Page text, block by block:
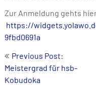
Zur Anmeldung gehts
https://
9fbd0691a
Post
navigation
Previous Post:
Meistergrad für hsb-
Kobudoka